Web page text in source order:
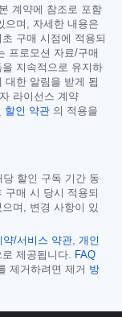
계약에 참조로 포함
으며, 자세한 내용은
구매 시점에 적용되
프로모션 자료/구매
지속적으로 유지하
대한 알림을 받게 됩
라이선스 계약
할인 약관 의 적용을
할인 구독 기간 동
구매 시 당시 적용되
며, 변경 사항이 있
약/서비스 약관
개인
제공됩니다.
FAQ
제거하려면 제거 방